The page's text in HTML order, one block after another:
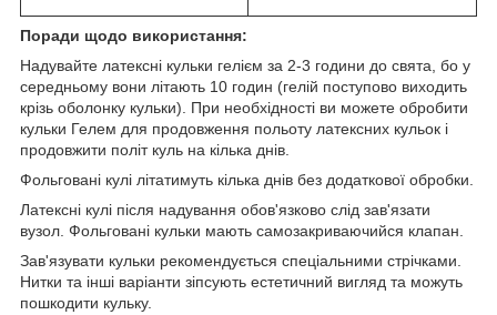
Поради щодо використання:
Надувайте латексні кульки гелієм за 2-3 години до свята, бо у
середньому вони літають 10 годин (гелій поступово виходить
крізь оболонку кульки). При необхідності ви можете обробити
кульки Гелем для продовження польоту латексних кульок і
продовжити політ куль на кілька днів.
Фольговані кулі літатимуть кілька днів без додаткової обробки.
Латексні кулі після надування обов'язково слід зав'язати
вузол. Фольговані кульки мають самозакриваючийся клапан.
Зав'язувати кульки рекомендується спеціальними стрічками.
Нитки та інші варіанти зіпсують естетичний вигляд та можуть
пошкодити кульку.